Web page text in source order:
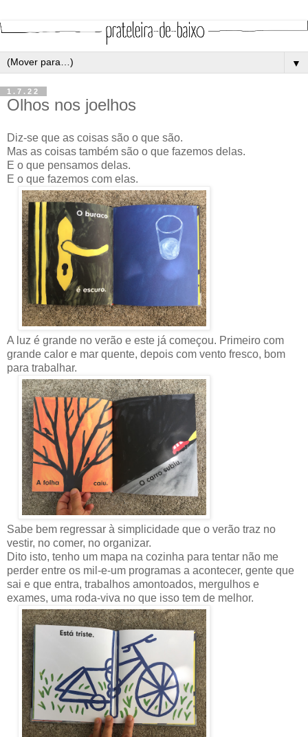
▼
1.7.22
Olhos nos joelhos
Diz-se que as coisas são o que são.
Mas as coisas também são o que fazemos delas.
E o que pensamos delas.
E o que fazemos com elas.
A luz é grande no verão e este já começou. Primeiro com
grande calor e mar quente, depois com vento fresco, bom
para trabalhar.
Sabe bem regressar à simplicidade que o verão traz no
vestir, no comer, no organizar.
Dito isto, tenho um mapa na cozinha para tentar não me
perder entre os mil-e-um programas a acontecer, gente que
sai e que entra, trabalhos amontoados, mergulhos e
exames, uma roda-viva no que isso tem de melhor.